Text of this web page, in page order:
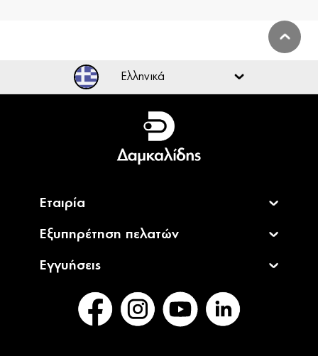
Ελληνικά
Ελληνικά
English
Εταιρία
Εξυπηρέτηση πελατών
Εγγυήσεις